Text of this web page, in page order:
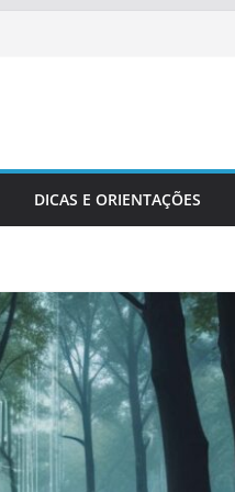
DICAS E ORIENTAÇÕES